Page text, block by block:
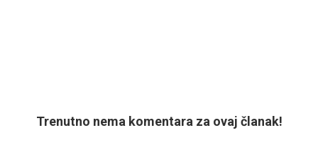
Trenutno nema komentara za ovaj članak!